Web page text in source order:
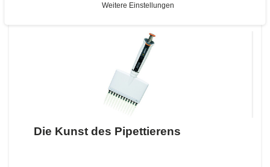
Die Kunst des Pipettierens
Weitere Einstellungen